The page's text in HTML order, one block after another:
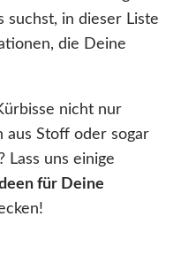
suchst, in dieser Liste
die Deine
nicht nur
aus Stoff oder sogar
Lass uns einige
für Deine